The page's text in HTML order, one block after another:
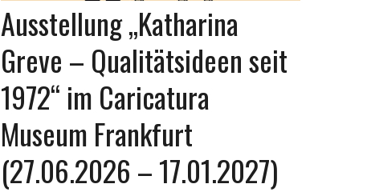
Ausstellung „Katharina
Greve – Qualitätsideen seit
1972“ im Caricatura
Museum Frankfurt
(27.06.2026 – 17.01.2027)